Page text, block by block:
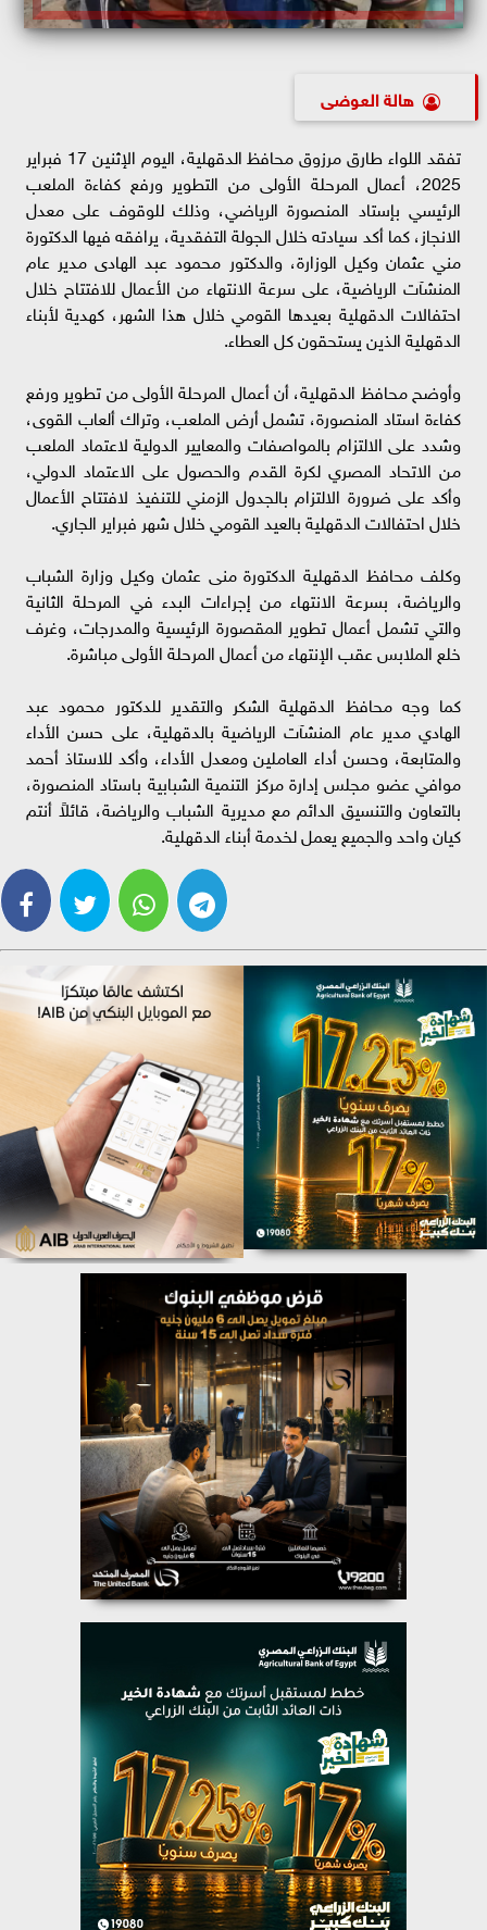
هالة العوضى
تفقد اللواء طارق مرزوق محافظ الدقهلية، اليوم الإثنين 17 فبراير
2025، أعمال المرحلة الأولى من التطوير ورفع كفاءة الملعب
الرئيسي بإستاد المنصورة الرياضي، وذلك للوقوف على معدل
الانجاز، كما أكد سيادته خلال الجولة التفقدية، يرافقه فيها الدكتورة
مني عثمان وكيل الوزارة، والدكتور محمود عبد الهادى مدير عام
المنشآت الرياضية، على سرعة الانتهاء من الأعمال للافتتاح خلال
احتفالات الدقهلية بعيدها القومي خلال هذا الشهر، كهدية لأبناء
الدقهلية الذين يستحقون كل العطاء.
وأوضح محافظ الدقهلية، أن أعمال المرحلة الأولى من تطوير ورفع
كفاءة استاد المنصورة، تشمل أرض الملعب، وتراك ألعاب القوى،
وشدد على الالتزام بالمواصفات والمعايير الدولية لاعتماد الملعب
من الاتحاد المصري لكرة القدم والحصول على الاعتماد الدولي،
وأكد على ضرورة الالتزام بالجدول الزمني للتنفيذ لافتتاح الأعمال
خلال احتفالات الدقهلية بالعيد القومي خلال شهر فبراير الجاري.
وكلف محافظ الدقهلية الدكتورة منى عثمان وكيل وزارة الشباب
والرياضة، بسرعة الانتهاء من إجراءات البدء في المرحلة الثانية
والتي تشمل أعمال تطوير المقصورة الرئيسية والمدرجات، وغرف
خلع الملابس عقب الإنتهاء من أعمال المرحلة الأولى مباشرة.
كما وجه محافظ الدقهلية الشكر والتقدير للدكتور محمود عبد
الهادي مدير عام المنشآت الرياضية بالدقهلية، على حسن الأداء
والمتابعة، وحسن أداء العاملين ومعدل الأداء، وأكد للاستاذ أحمد
موافي عضو مجلس إدارة مركز التنمية الشبابية باستاد المنصورة،
بالتعاون والتنسيق الدائم مع مديرية الشباب والرياضة، قائلاً أنتم
كيان واحد والجميع يعمل لخدمة أبناء الدقهلية.